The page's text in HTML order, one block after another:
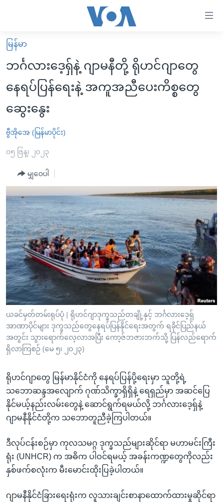
လွယ်ကူ
စေ
Link
များ
ပင်မ
အကြောင်းအရာ
ကျော်
ကြည့်
ရန်
ပင်မ
အ
ညွန်း
စာမျက်နှာ
သို့
ကျော်
ကြည့်
ရန်
ရှာဖွေ
နေရာ
ကျော်
ရန်
မူလစာမျက်နှာ
မြန်မာ
ကမ္ဘာ့သတင်းများ
နိုင်ငံတကာ
အစ္စရေး-ပါလက်စတိုင်း
ဗွီဒီယို
အင်္ဂလိပ်စာလေ့လာမယ်
အမေရိကန်သုံးအီဒီယံ
မကြေးမုံရဲ့ အင်္ဂလိပ်စာ
ရုပ်ရှင်ထဲက အင်္ဂလိပ်စာ
သုတပဒေသာ အင်္ဂလိပ်စာ
အပတ်စဉ်ကဏ္ဍများ
ရေဒီယို
တီဗွီ
ရေဒီယိုနှင့်ရုပ်သံ အချက်အလက်များ
ရေဒီယို/တီဗွီအစီအစဉ်
Learning English
ဗွီအိုအေ လူမှုကွန်ယက်များ
ဘာသာစကားများ
မြန်မာ
ဘင်္ဂလားဒေ့ရှ်နဲ့ ဂျာမနီတို့ ရိုဟင်ဂျာတွေ
နေရပ်ပြန်ရေးနဲ့ အကူအညီပေးကိစ္စတွေ
ဆွေးနွေး
ဗွီအိုအေ (မြန်မာပိုင်း)
၀၅ ဇြန္၊ ၂၀၂၃
မျှဝေပါ
ယခင်မှတ်တမ်းရုပ်ပုံ | ရိုဟင်ဂျာဒုက္ခသည်တချို့နှင့် ဘင်္ဂလားဒေ့ရှ်
အာဏာပိုင်များ ဒုက္ခသည်တွေနေရပ်ပြန်နိုင်ရေးအတွက် ရခိုင်ပြည်နယ်
အတွင်း သွားရောက်လေ့လာအပြီး ကော့ဇ်ဘဇားဘက်သို့ ပြန်လည်ရောက်
ရှိလာကြစဉ် (မေ ၅၊ ၂၀၂၃)
ရိုဟင်ဂျာတွေ မြန်မာနိုင်ငံကို နေရပ်ပြန်ပို့ရေးမှာ သူတို့ရဲ့
သဘောဆန္ဒအလျောက် ဂုဏ်သိက္ခာရှိရှိနဲ့ ရေရှည်မှာ အဆင်ပြေ
နိုင်မယ့်နည်းလမ်းတွေနဲ့ ဆောင်ရွက်ရမယ်လို့ ဘင်္ဂလားဒေ့ရှ်နဲ့
ဂျာမနီနိုင်ငံတို့က သဘောတူညီခဲ့ကြပါတယ်။
ဒီလုပ်ငန်းစဉ်မှာ ကုလသမဂ္ဂ ဒုက္ခသည်များဆိုင်ရာ မဟာမင်းကြီး
ရုံး (UNHCR) က အဓိက ပါဝင်ရမယ့် အခန်းကဏ္ဍတွေကိုလည်း
နှစ်ဖက်စလုံးက မီးမောင်းထိုးပြခဲ့ပါတယ်။
ဂျာမနီနိုင်ငံခြားရေးရုံးက လူသားချင်းစာနာထောက်ထားမှုဆိုင်ရာ